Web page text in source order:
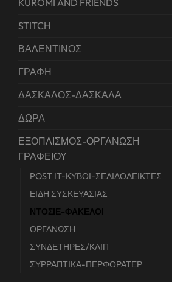
STITCH
ΒΑΛΕΝΤΙΝΟΣ
ΓΡΑΦΗ
ΔΑΣΚΑΛΟΣ-ΔΑΣΚΑΛΑ
ΔΩΡΑ
ΕΞΟΠΛΙΣΜΟΣ-ΟΡΓΑΝΩΣΗ
ΓΡΑΦΕΙΟΥ
POST IT-ΚΥΒΟΙ-ΣΕΛΙΔΟΔΕΙΚΤΕΣ
ΕΙΔΗ ΣΥΣΚΕΥΑΣΙΑΣ
ΝΤΟΣΙΕ-ΦΑΚΕΛΟΙ
ΟΡΓΑΝΩΣΗ
ΣΥΝΔΕΤΗΡΕΣ/ΚΛΙΠ
ΣΥΡΡΑΠΤΙΚΑ-ΠΕΡΦΟΡΑΤΕΡ